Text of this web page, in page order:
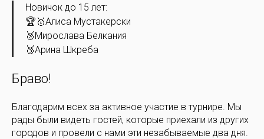
Новичок до 15 лет:
🏆🥇Алиса Мустакерски
🥈Мирослава Белкания
🥉Арина Шкреба
Браво!
Благодарим всех за активное участие в турнире. Мы
рады были видеть гостей, которые приехали из других
городов и провели с нами эти незабываемые два дня.